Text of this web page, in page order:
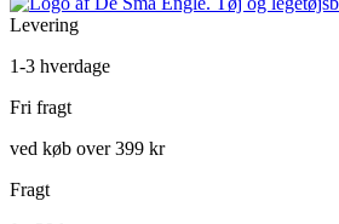
Levering
1-3 hverdage
Fri fragt
ved køb over 399 kr
Fragt